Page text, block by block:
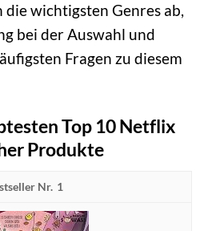
die wichtigsten Genres ab,
bei der Auswahl und
Fragen zu diesem
Top 10 Netflix
Produkte
1